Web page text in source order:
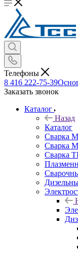
Телефоны
8 416 222-75-39
Заказать звонок
Каталог
Назад
Каталог
Сварка
Сварка
Сварка